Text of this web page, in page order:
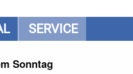
SERVICE
Sonntag